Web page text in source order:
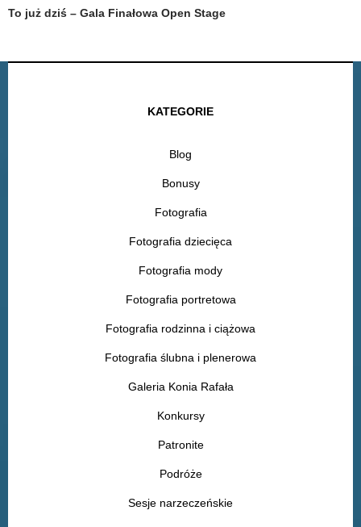
To już dziś – Gala Finałowa Open Stage
KATEGORIE
Blog
Bonusy
Fotografia
Fotografia dziecięca
Fotografia mody
Fotografia portretowa
Fotografia rodzinna i ciążowa
Fotografia ślubna i plenerowa
Galeria Konia Rafała
Konkursy
Patronite
Podróże
Sesje narzeczeńskie